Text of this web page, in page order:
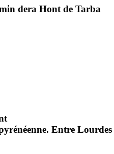
dera Hont de Tarba
Entre